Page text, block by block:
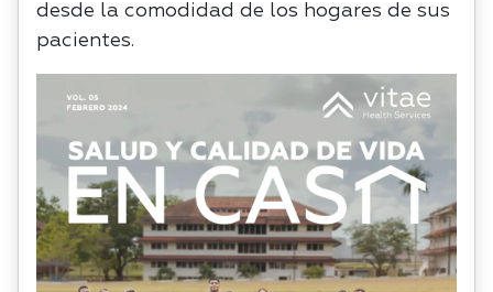
desde la comodidad de los hogares de sus
pacientes.